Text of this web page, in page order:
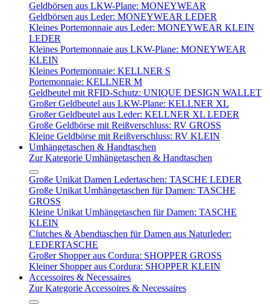
Geldbörsen aus LKW-Plane: MONEYWEAR
Geldbörsen aus Leder: MONEYWEAR LEDER
Kleines Portemonnaie aus Leder: MONEYWEAR KLEIN
LEDER
Kleines Portemonnaie aus LKW-Plane: MONEYWEAR
KLEIN
Kleines Portemonnaie: KELLNER S
Portemonnaie: KELLNER M
Geldbeutel mit RFID-Schutz: UNIQUE DESIGN WALLET
Großer Geldbeutel aus LKW-Plane: KELLNER XL
Großer Geldbeutel aus Leder: KELLNER XL LEDER
Große Geldbörse mit Reißverschluss: RV GROSS
Kleine Geldbörse mit Reißverschluss: RV KLEIN
Umhängetaschen & Handtaschen
Zur Kategorie Umhängetaschen & Handtaschen
Große Unikat Damen Ledertaschen: TASCHE LEDER
Große Unikat Umhängetaschen für Damen: TASCHE
GROSS
Kleine Unikat Umhängetaschen für Damen: TASCHE
KLEIN
Clutches & Abendtaschen für Damen aus Naturleder:
LEDERTASCHE
Großer Shopper aus Cordura: SHOPPER GROSS
Kleiner Shopper aus Cordura: SHOPPER KLEIN
Accessoires & Necessaires
Zur Kategorie Accessoires & Necessaires